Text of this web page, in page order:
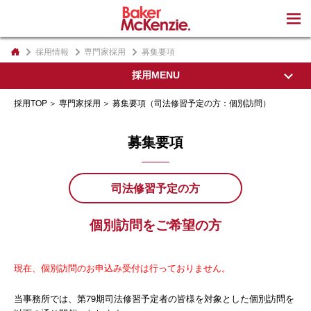
採用情報 専門家採用 募集要項
採用MENU
私たちの想い
代表パートナーから
オフィスについて
教育制度・執務環境
採用TOP 専門家採用 募集要項（司法修習予定の方：個別訪問）
募集要項
司法修習予定の方
個別訪問をご希望の方
現在、個別訪問のお申込み受付は行っておりません。
当事務所では、第79期司法修習予定者の皆様を対象とした個別訪問を